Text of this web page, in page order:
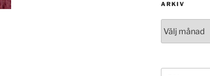
ARKIV